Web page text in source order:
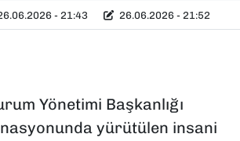
- 21:43 26.06.2026 - 21:52
Yönetimi Başkanlığı
yürütülen insani